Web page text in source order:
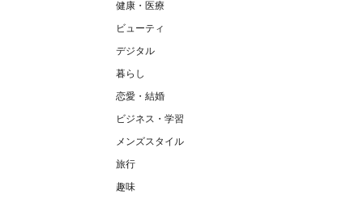
健康・医療
ビューティ
デジタル
暮らし
恋愛・結婚
ビジネス・学習
メンズスタイル
旅行
趣味